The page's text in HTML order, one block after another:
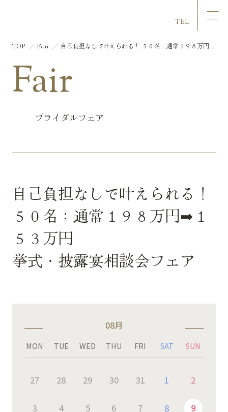
TEL
Fair
ブライダルフェア
TOP Fair
自己負担なしで叶えられる！ ５０名：通常１９８万円➡
自己負担なしで叶えられる！
５０名：通常１９８万円➡１
５３万円
挙式・披露宴相談会フェア
08月
MON TUE WED THU FRI SAT SUN
27 28 29 30 31 1 2
3 4 5 6 7 8 9